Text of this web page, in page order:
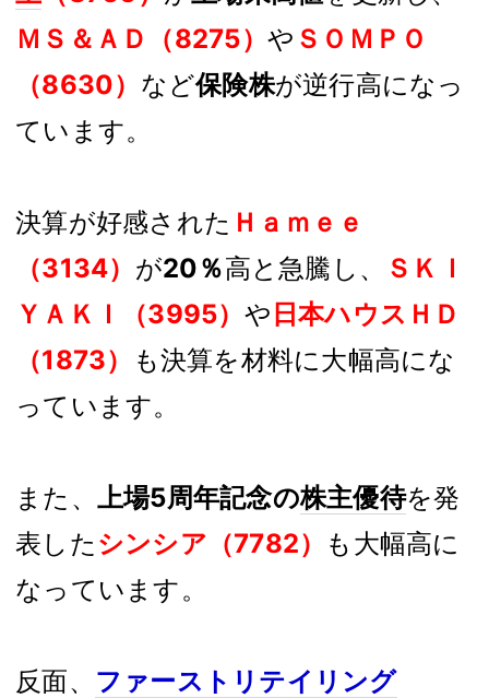
ＭＳ＆ＡＤ（8275） や ＳＯＭＰＯ
（8630） など保険株が逆行高になっ
ています。
決算が好感された Ｈａｍｅｅ
（3134） が20％高と急騰し、
ＳＫＩ
ＹＡＫＩ（3995） や日本ハウスＨＤ
（1873）
も決算を材料に大幅高にな
っています。
また、 上場5周年記念の株主優待を発
表した シンシア（7782）
も大幅高に
なっています。
反面、 ファーストリテイリング